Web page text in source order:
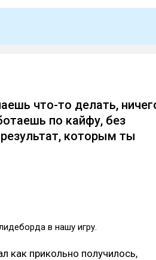
что-то делать,
по кайфу, без
которым ты
в нашу игру.
как прикольно получилось,